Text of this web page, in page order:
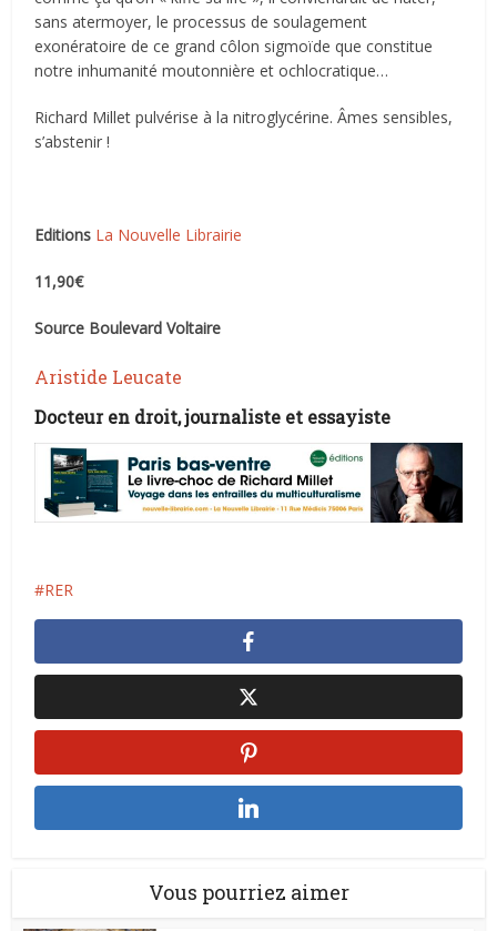
sans atermoyer, le processus de soulagement
exonératoire de ce grand côlon sigmoïde que constitue
notre inhumanité moutonnière et ochlocratique…
Richard Millet pulvérise à la nitroglycérine. Âmes sensibles,
s’abstenir !
Editions La Nouvelle Librairie
11,90€
Source Boulevard Voltaire
Aristide Leucate
Docteur en droit, journaliste et essayiste
RER
Vous pourriez aimer